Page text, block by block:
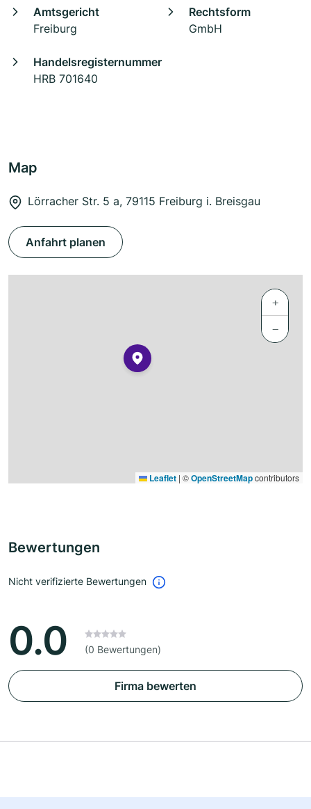
Amtsgericht
Freiburg
Rechtsform
GmbH
Handelsregisternummer
HRB 701640
Map
Lörracher Str. 5 a, 79115 Freiburg i. Breisgau
Anfahrt planen
+
−
Leaflet | ©OpenStreetMapcontributors
Bewertungen
Nicht verifizierte Bewertungen
0.0 (0 Bewertungen)
Firma bewerten